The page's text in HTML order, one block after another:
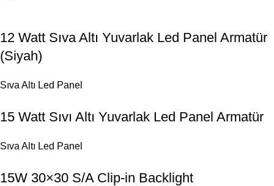
12 Watt Sıva Altı Yuvarlak Led Panel Armatür
(Siyah)
Sıva Altı Led Panel
15 Watt Sıvı Altı Yuvarlak Led Panel Armatür
Sıva Altı Led Panel
15W 30×30 S/A Clip-in Backlight